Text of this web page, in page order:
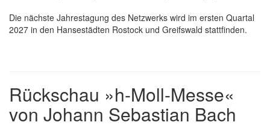
Die nächste Jahrestagung des Netzwerks wird im ersten Quartal
2027 in den Hansestädten Rostock und Greifswald stattfinden.
Rückschau »h-Moll-Messe«
von Johann Sebastian Bach